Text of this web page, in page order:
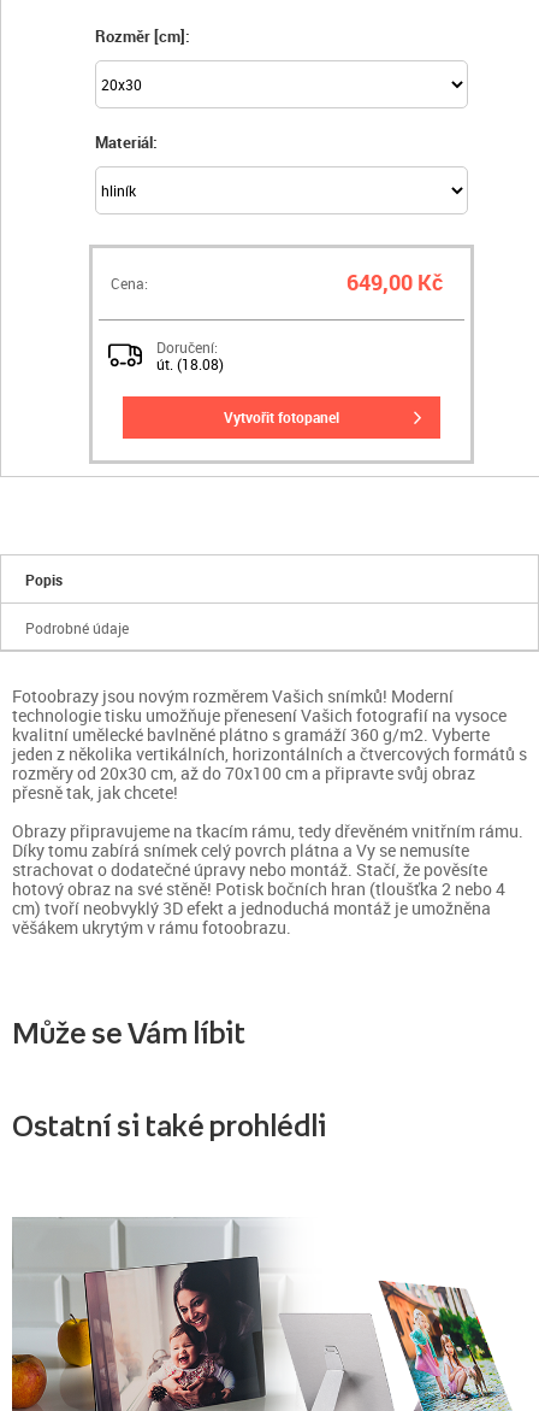
Rozměr [cm]:
Materiál:
Cena: 649,00 Kč
Doručení:
út. (18.08)
vytvořit fotopanel
Popis
Podrobné údaje
Fotoobrazy jsou novým rozměrem Vašich snímků! Moderní
technologie tisku umožňuje přenesení Vašich fotografií na vysoce
kvalitní umělecké bavlněné plátno s gramáží 360 g/m2. Vyberte
jeden z několika vertikálních, horizontálních a čtvercových formátů s
rozměry od 20x30 cm, až do 70x100 cm a připravte svůj obraz
přesně tak, jak chcete!
Obrazy připravujeme na tkacím rámu, tedy dřevěném vnitřním rámu.
Díky tomu zabírá snímek celý povrch plátna a Vy se nemusíte
strachovat o dodatečné úpravy nebo montáž. Stačí, že pověsíte
hotový obraz na své stěně! Potisk bočních hran (tloušťka 2 nebo 4
cm) tvoří neobvyklý 3D efekt a jednoduchá montáž je umožněna
věšákem ukrytým v rámu fotoobrazu.
Může se Vám líbit
Ostatní si také prohlédli